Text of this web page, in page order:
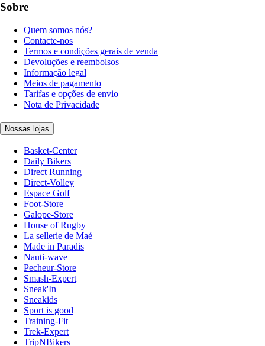
Sobre
Quem somos nós?
Contacte-nos
Termos e condições gerais de venda
Devoluções e reembolsos
Informação legal
Meios de pagamento
Tarifas e opções de envio
Nota de Privacidade
Nossas lojas
Basket-Center
Daily Bikers
Direct Running
Direct-Volley
Espace Golf
Foot-Store
Galope-Store
House of Rugby
La sellerie de Maé
Made in Paradis
Nauti-wave
Pecheur-Store
Smash-Expert
Sneak'In
Sneakids
Sport is good
Training-Fit
Trek-Expert
TripNBikers